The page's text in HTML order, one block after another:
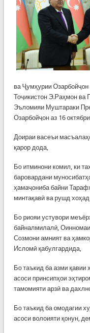
ва Ҷумҳурии
Тоҷикистон Э.Раҳмон ва
Эъломияи Муштараки
Озарбойҷон аз 16
Доираи васеъи
қарор дода,
Бо итминони комил, ки
баровардани
ҳамаҷониба байни
минтақавӣ ва рушд хоҳад
Бо риояи устувори
байналмилалӣ,
Созмони амният ва
Исломӣ қабулгардида,
Бо таъкид ба азми қавии
асоси принсипҳои
тамомияти арзӣ ва
Бо таъкид ба омодагии
асоси волоияти қонун,